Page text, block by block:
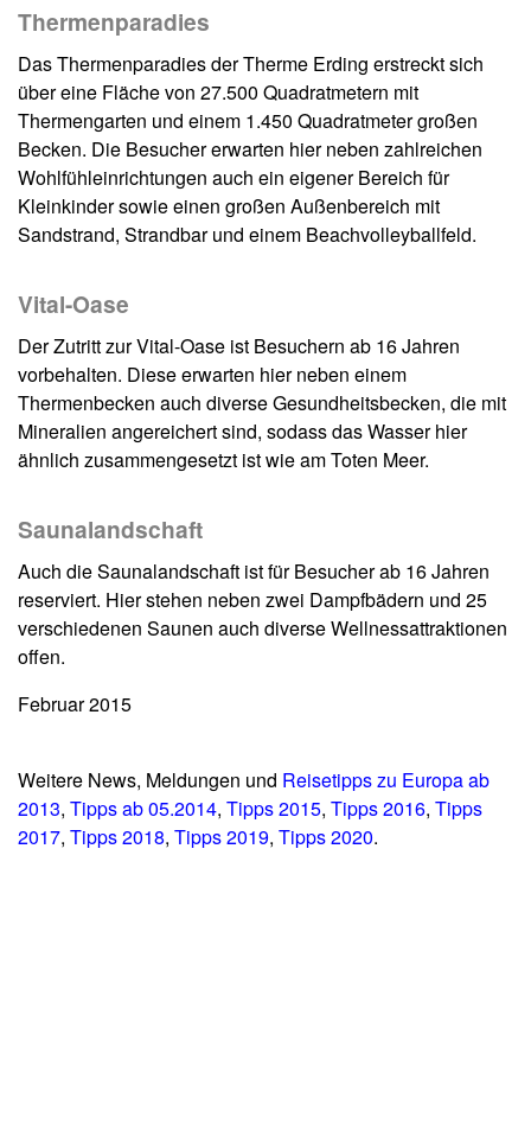
Thermenparadies
Das Thermenparadies der Therme Erding erstreckt sich
über eine Fläche von 27.500 Quadratmetern mit
Thermengarten und einem 1.450 Quadratmeter großen
Becken. Die Besucher erwarten hier neben zahlreichen
Wohlfühleinrichtungen auch ein eigener Bereich für
Kleinkinder sowie einen großen Außenbereich mit
Sandstrand, Strandbar und einem Beachvolleyballfeld.
Vital-Oase
Der Zutritt zur Vital-Oase ist Besuchern ab 16 Jahren
vorbehalten. Diese erwarten hier neben einem
Thermenbecken auch diverse Gesundheitsbecken, die mit
Mineralien angereichert sind, sodass das Wasser hier
ähnlich zusammengesetzt ist wie am Toten Meer.
Saunalandschaft
Auch die Saunalandschaft ist für Besucher ab 16 Jahren
reserviert. Hier stehen neben zwei Dampfbädern und 25
verschiedenen Saunen auch diverse Wellnessattraktionen
offen.
Februar 2015
Weitere News, Meldungen und Reisetipps zu Europa ab
2013, Tipps ab 05.2014, Tipps 2015, Tipps 2016, Tipps
2017, Tipps 2018, Tipps 2019, Tipps 2020.